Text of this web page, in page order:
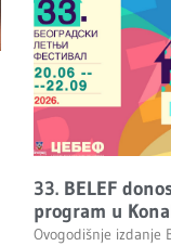
33. BELEF
program u
Ovogodišnje izdanje